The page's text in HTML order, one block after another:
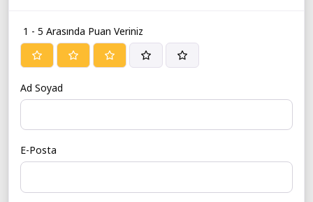
1 - 5 Arasında Puan Veriniz
Ad Soyad
E-Posta